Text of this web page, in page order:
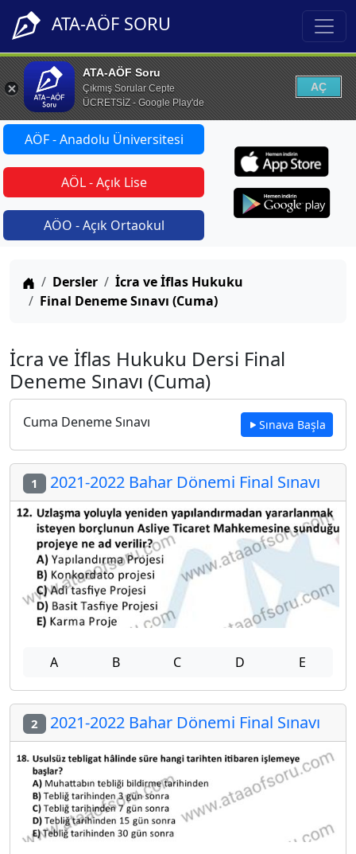
ATA-AÖF SORU
ATA-AÖF Soru
Çıkmış Sorular Cepte
ÜCRETSİZ - Google Play'de
AÇ
AÖF - Anadolu Üniversitesi
AÖL - Açık Lise
AÖO - Açık Ortaokul
Anasayfa
Dersler
İcra ve İflas Hukuku
Final Deneme Sınavı (Cuma)
İcra ve İflas Hukuku Dersi Final
Deneme Sınavı (Cuma)
Cuma Deneme Sınavı Sınava Başla
1 2021-2022 Bahar Dönemi Final Sınavı
A B C D E
2 2021-2022 Bahar Dönemi Final Sınavı